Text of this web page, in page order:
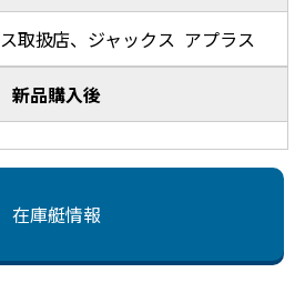
取扱店、ジャックス アプラス
新品購入後
在庫艇情報